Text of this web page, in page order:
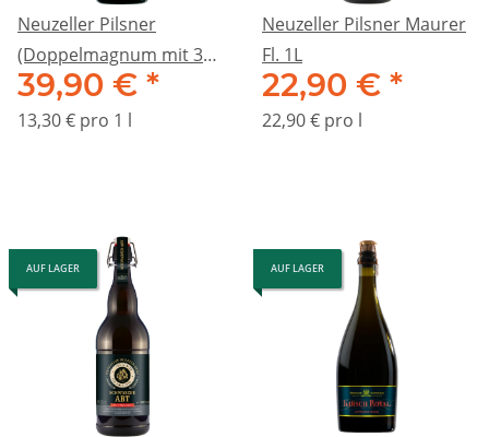
Neuzeller Pilsner
(Doppelmagnum mit 3
Liter)
39,90 € *
13,30 € pro 1 l
Neuzeller Pilsner Maurer
Fl. 1L
22,90 € *
22,90 € pro l
AUF LAGER AUF LAGER